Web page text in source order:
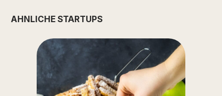
ÄHNLICHE STARTUPS